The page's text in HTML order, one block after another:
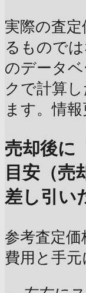
実際の査
るもので
のデータ
クで計算
ます。情報
売却後に
目安（売
差し引い
参考査定
費用と手元